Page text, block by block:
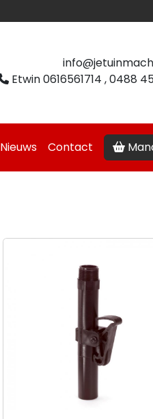
Etwin 0616561714 , 0488
Nieuws Contact